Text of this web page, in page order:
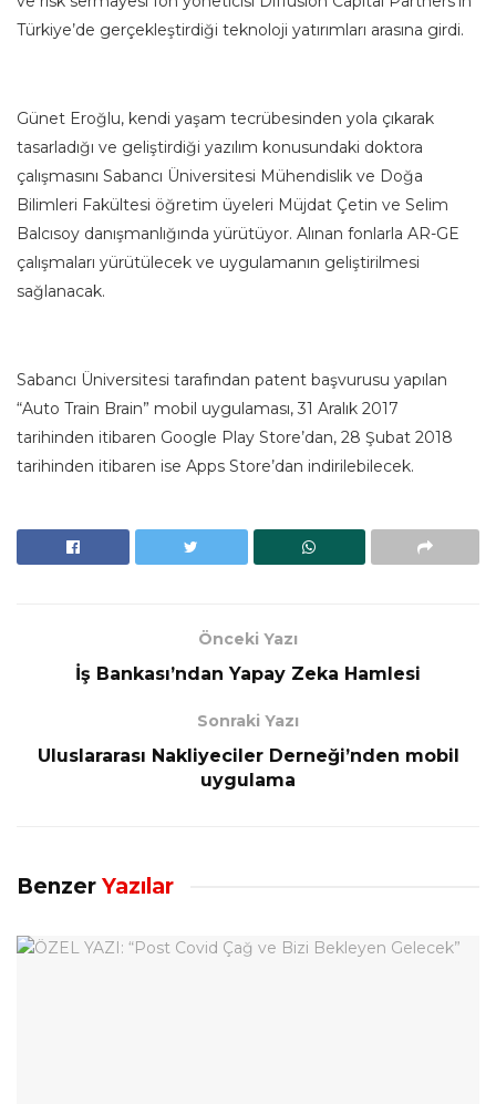
Türkiye’de gerçekleştirdiği teknoloji yatırımları arasına girdi.
Günet Eroğlu, kendi yaşam tecrübesinden yola çıkarak
tasarladığı ve geliştirdiği yazılım konusundaki doktora
çalışmasını Sabancı Üniversitesi Mühendislik ve Doğa
Bilimleri Fakültesi öğretim üyeleri Müjdat Çetin ve Selim
Balcısoy danışmanlığında yürütüyor. Alınan fonlarla AR-GE
çalışmaları yürütülecek ve uygulamanın geliştirilmesi
sağlanacak.
Sabancı Üniversitesi tarafından patent başvurusu yapılan
“Auto Train Brain” mobil uygulaması, 31 Aralık 2017
tarihinden itibaren Google Play Store’dan, 28 Şubat 2018
tarihinden itibaren ise Apps Store’dan indirilebilecek.
Önceki Yazı
İş Bankası’ndan Yapay Zeka Hamlesi
Sonraki Yazı
Uluslararası Nakliyeciler Derneği’nden mobil
uygulama
Benzer Yazılar